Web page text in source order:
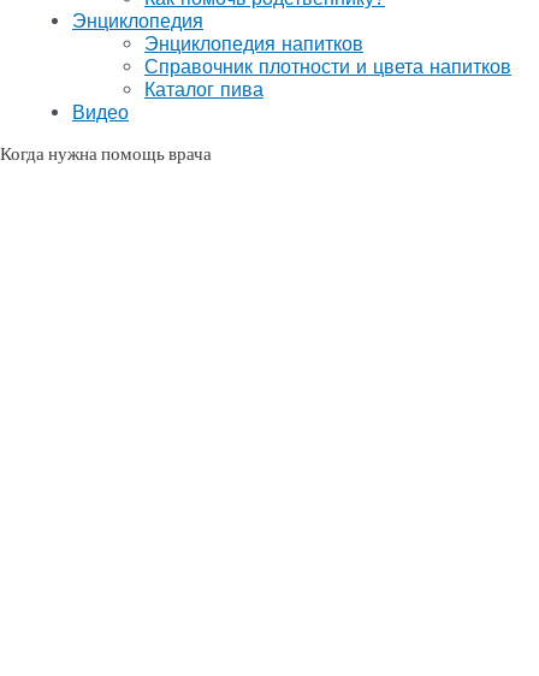
Энциклопедия
Энциклопедия напитков
Справочник плотности и цвета напитков
Каталог пива
Видео
Когда нужна помощь врача